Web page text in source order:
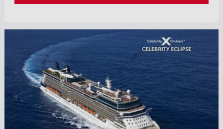
ZOBRAZIT DETAIL
18.09.2026 – 28.09.2026
57 910 KČ/OS.
ZOBRAZIT DETAIL
09.10.2026 – 19.10.2026
47 460 KČ/OS.
(1 961 €)